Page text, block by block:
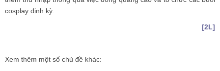
cosplay định kỳ.
[2L]
Xem thêm một số chủ đề khác: